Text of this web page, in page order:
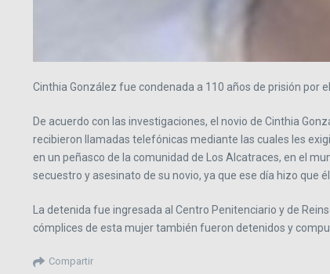
Cinthia González fue condenada a 110 años de prisión por
De acuerdo con las investigaciones, el novio de Cinthia
recibieron llamadas telefónicas mediante las cuales les
en un peñasco de la comunidad de Los Alcatraces, en el
secuestro y asesinato de su novio, ya que ese día hizo que
La detenida fue ingresada al Centro Penitenciario y de
cómplices de esta mujer también fueron detenidos y
Compartir